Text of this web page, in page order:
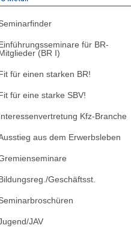
für BR-
(BR I)
für einen starken BR!
für eine starke SBV!
Kfz-Branche
aus dem Erwerbsleben
Geschäftsst.
JAV